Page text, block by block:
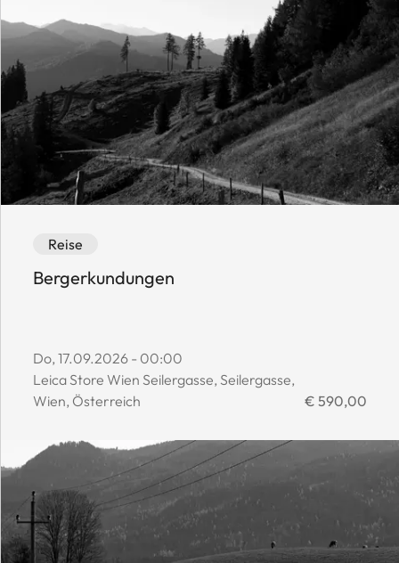
Reise
Event category: Reise
Event availability: Available
Bergerkundungen
Event start date:
Do, 17.09.2026 - 00:00
Event location:
Leica Store Wien Seilergasse, Seilergasse,
Wien, Österreich
Event price:
€ 590,00